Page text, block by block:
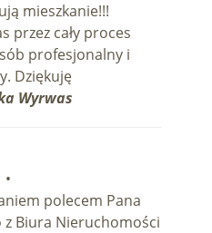
mieszkanie!!!
przez cały proces
profesjonalny i
Dziękuję
Wyrwas
•
polecem Pana
z Biura Nieruchomości